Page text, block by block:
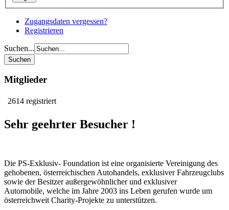
Zugangsdaten vergessen?
Registrieren
Suchen...
Mitglieder
2614 registriert
Sehr geehrter Besucher !
Die PS-Exklusiv- Foundation ist eine organisierte Vereinigung des
gehobenen, österreichischen Autohandels, exklusiver Fahrzeugclubs
sowie der Besitzer außergewöhnlicher und exklusiver
Automobile, welche im Jahre 2003 ins Leben gerufen wurde um
österreichweit Charity-Projekte zu unterstützen.